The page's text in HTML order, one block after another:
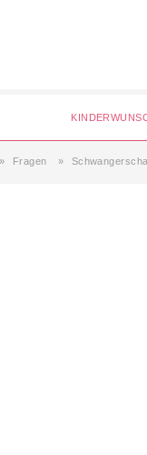
Fragen